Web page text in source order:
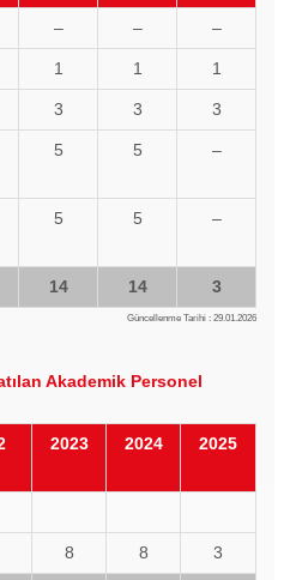
– – –
1 1 1
3 3 3
5 5 –
5 5 –
14 14 3
Güncellenme Tarihi : 29.01.2026
Akademik Personel
2023 2024 2025
8 8 3